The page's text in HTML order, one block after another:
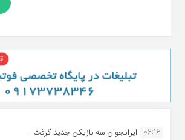
06:16 ایرانجوان سه بازیکن جدید گرفت...